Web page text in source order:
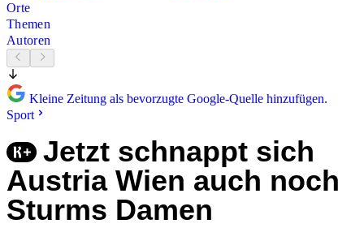
Orte
Themen
Autoren
Kleine Zeitung als bevorzugte Google-Quelle hinzufügen.
Sport
Jetzt schnappt sich
Austria Wien auch noch
Sturms Damen